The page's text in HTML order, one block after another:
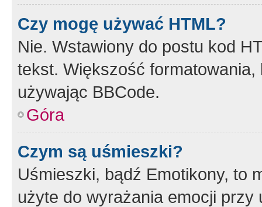
Czy mogę używać HTML?
Nie. Wstawiony do postu kod
tekst. Większość
używając BBCode.
Góra
Czym są uśmieszki?
Uśmieszki, bądź Emotikony, to
użyte do wyrażania emocji